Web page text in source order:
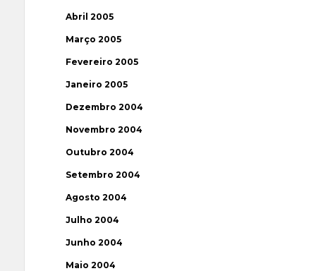
Abril 2005
Março 2005
Fevereiro 2005
Janeiro 2005
Dezembro 2004
Novembro 2004
Outubro 2004
Setembro 2004
Agosto 2004
Julho 2004
Junho 2004
Maio 2004